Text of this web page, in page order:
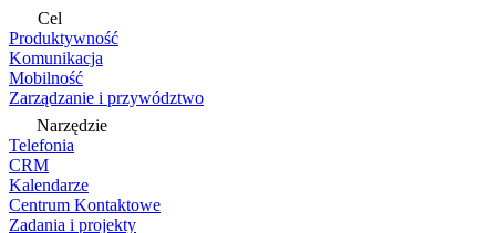
Cel
Produktywność
Komunikacja
Mobilność
Zarządzanie i przywództwo
Narzędzie
Telefonia
CRM
Kalendarze
Centrum Kontaktowe
Zadania i projekty